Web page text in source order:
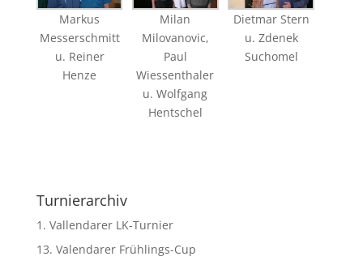
Markus
Messerschmitt
u. Reiner
Henze
Milan
Milovanovic,
Paul
Wiessenthaler
u. Wolfgang
Hentschel
Dietmar Stern
u. Zdenek
Suchomel
Turnierarchiv
1. Vallendarer LK-Turnier
13. Valendarer Frühlings-Cup